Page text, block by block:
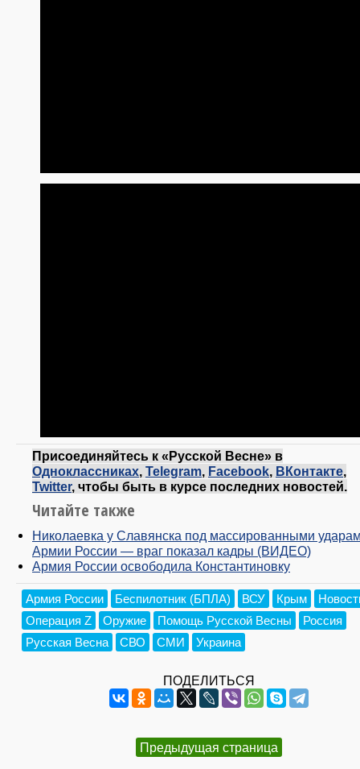
Присоединяйтесь к «Русской Весне» в
Одноклассниках, Telegram, Facebook, ВКонтакте,
Twitter, чтобы быть в курсе последних новостей.
Читайте также
Николаевка у Славянска под массированными
Армии России — враг показал кадры (ВИДЕО)
Армия России освободила Константиновку
Армия России Беспилотник (БПЛА) ВСУ Крым
Операция Z
Оружие Помощь Русской Весны
Россия
Русская Весна
СВО СМИ Украина
ПОДЕЛИТЬСЯ
Предыдущая страница